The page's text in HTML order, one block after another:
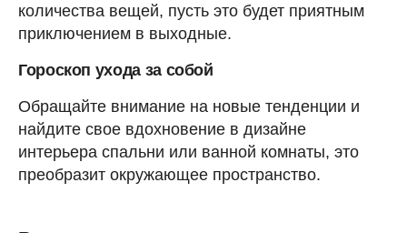
количества вещей, пусть это будет приятным
приключением в выходные.
Гороскоп ухода за собой
Обращайте внимание на новые тенденции и
найдите свое вдохновение в дизайне
интерьера спальни или ванной комнаты, это
преобразит окружающее пространство.